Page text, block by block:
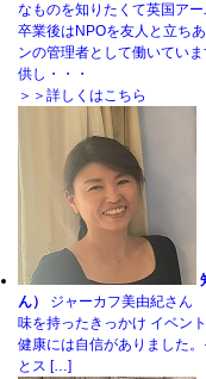
なものを知りたくて英国ア
卒業後はNPOを友人と立ち
ンの管理者として働いてい
供し・・・
＞＞詳しくはこちら
ん）
ジャーカフ美由紀さん
味を持ったきっかけ イベン
健康には自信がありました
とス […]